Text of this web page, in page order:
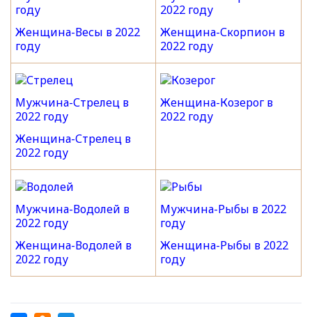
году
Женщина-Весы в 2022
году
2022 году
Женщина-Скорпион в
2022 году
Мужчина-Стрелец в
2022 году
Женщина-Стрелец в
2022 году
Женщина-Козерог в
2022 году
Мужчина-Водолей в
2022 году
Женщина-Водолей в
2022 году
Мужчина-Рыбы в 2022
году
Женщина-Рыбы в 2022
году